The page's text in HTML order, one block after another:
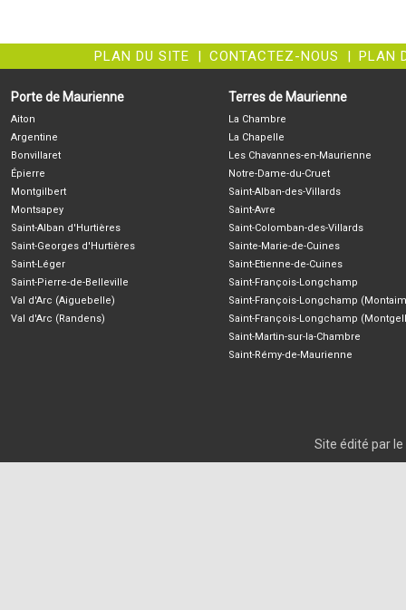
PLAN DU SITE | CONTACTEZ-NOUS | PLAN
Porte de Maurienne
Aiton
Argentine
Bonvillaret
Épierre
Montgilbert
Montsapey
Saint-Alban d'Hurtières
Saint-Georges d'Hurtières
Saint-Léger
Saint-Pierre-de-Belleville
Val d'Arc (Aiguebelle)
Val d'Arc (Randens)
Terres de Maurienne
La Chambre
La Chapelle
Les Chavannes-en-Maurienne
Notre-Dame-du-Cruet
Saint-Alban-des-Villards
Saint-Avre
Saint-Colomban-des-Villards
Sainte-Marie-de-Cuines
Saint-Etienne-de-Cuines
Saint-François-Longchamp
Saint-François-Longchamp
Saint-François-Longchamp
Saint-Martin-sur-la-Chambre
Saint-Rémy-de-Maurienne
Site édité par